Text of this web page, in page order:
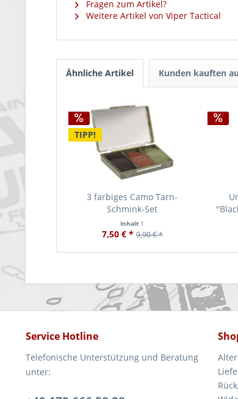
Fragen zum Artikel?
Weitere Artikel von Viper Tactical
Ähnliche Artikel Kunden kauften
TIPP!
3 farbiges Camo Tarn-
Schmink-Set
Inhalt 1
7,50 € * 9,90 € *
Service Hotline
Telefonische Unterstützung und Beratung
unter: